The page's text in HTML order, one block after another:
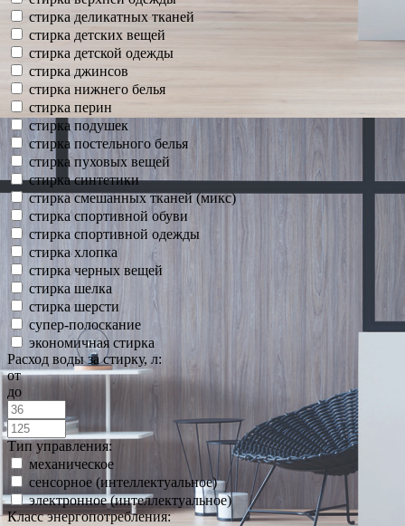
стирка деликатных тканей
стирка детских вещей
стирка детской одежды
стирка джинсов
стирка нижнего белья
стирка перин
стирка подушек
стирка постельного белья
стирка пуховых вещей
стирка синтетики
стирка смешанных тканей (микс)
стирка спортивной обуви
стирка спортивной одежды
стирка хлопка
стирка черных вещей
стирка шелка
стирка шерсти
супер-полоскание
экономичная стирка
Расход воды за стирку, л:
от
до
Тип управления:
механическое
сенсорное (интеллектуальное)
электронное (интеллектуальное)
Класс энергопотребления: